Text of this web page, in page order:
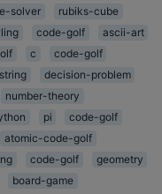
solver
rubiks-cube
code-golf
ascii-art
c
code-golf
string
decision-problem
number-theory
pi
code-golf
atomic-code-golf
code-golf
geometry
board-game